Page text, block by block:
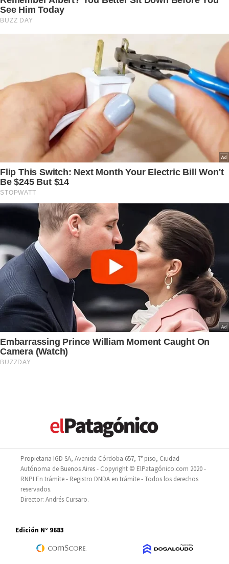
Propietaria IGD SA, Avenida Córdoba 657, 7° piso, Ciudad
Autónoma de Buenos Aires - Copyright © ElPatagónico.com 2020 -
RNPI En trámite - Registro DNDA en trámite - Todos los derechos
reservados.
Director: Andrés Cursaro.
Edición N° 9683